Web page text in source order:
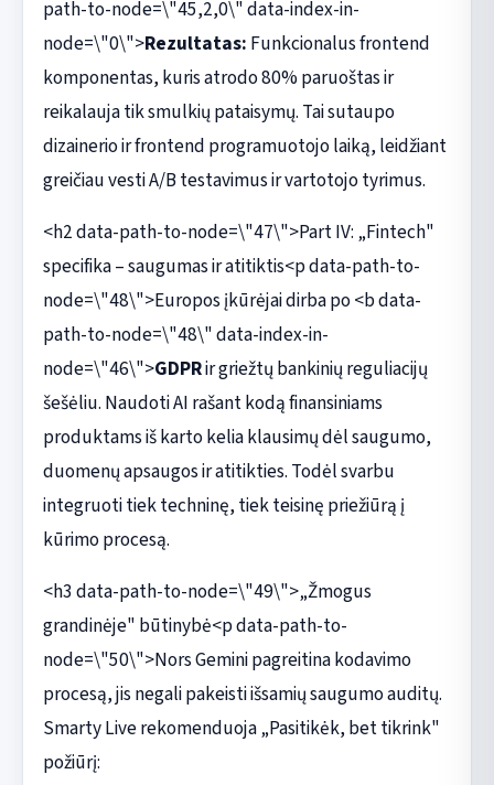
path-to-node=\"45,2,0\" data-index-in-
node=\"0\">Rezultatas: Funkcionalus frontend
komponentas, kuris atrodo 80% paruoštas ir
reikalauja tik smulkių pataisymų. Tai sutaupo
dizainerio ir frontend programuotojo laiką, leidžiant
greičiau vesti A/B testavimus ir vartotojo tyrimus.
<h2 data-path-to-node=\"47\">Part IV: „Fintech"
specifika – saugumas ir atitiktis<p data-path-to-
node=\"48\">Europos įkūrėjai dirba po <b data-
path-to-node=\"48\" data-index-in-
node=\"46\">GDPRir griežtų bankinių reguliacijų
šešėliu. Naudoti AI rašant kodą finansiniams
produktams iš karto kelia klausimų dėl saugumo,
duomenų apsaugos ir atitikties. Todėl svarbu
integruoti tiek techninę, tiek teisinę priežiūrą į
kūrimo procesą.
<h3 data-path-to-node=\"49\">„Žmogus
grandinėje" būtinybė<p data-path-to-
node=\"50\">Nors Gemini pagreitina kodavimo
procesą, jis negali pakeisti išsamių saugumo auditų.
Smarty Live rekomenduoja „Pasitikėk, bet tikrink"
požiūrį: